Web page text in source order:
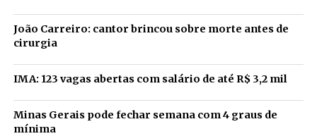
João Carreiro: cantor brincou sobre morte antes de
cirurgia
IMA: 123 vagas abertas com salário de até R$ 3,2 mil
Minas Gerais pode fechar semana com 4 graus de
mínima